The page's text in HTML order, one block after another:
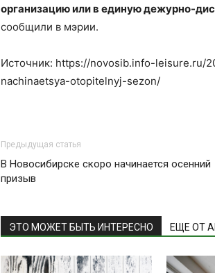
организацию или в единую дежурно-
сообщили в мэрии.
Источник: https://novosib.info-leisure.ru/
nachinaetsya-otopitelnyj-sezon/
Предыдущая статья
В Новосибирске скоро начинается осенний
призыв
ЭТО МОЖЕТ БЫТЬ ИНТЕРЕСНО ЕЩЕ ОТ